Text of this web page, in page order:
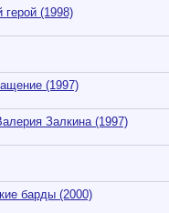
(1998)
(1997)
Залкина (1997)
барды (2000)